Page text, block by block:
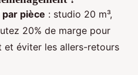
par pièce : studio 20 m³,
20% de marge pour
et éviter les allers-retours